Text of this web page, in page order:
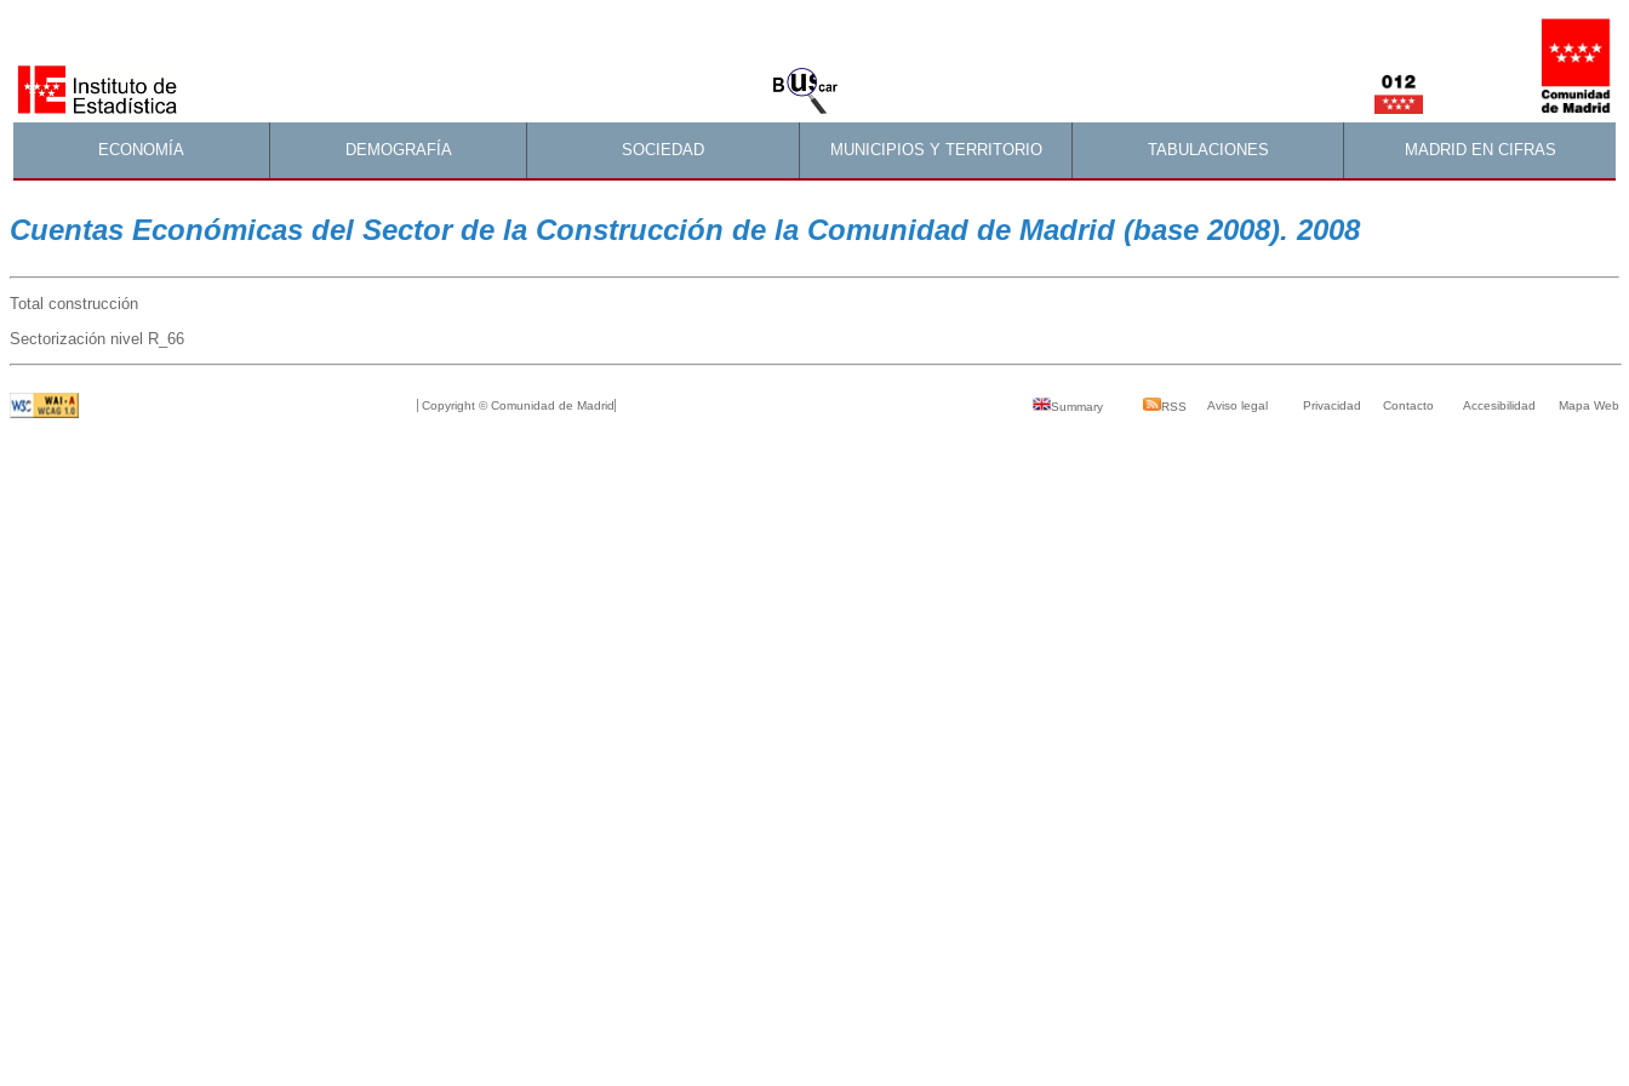
ECONOMÍA DEMOGRAFÍA SOCIEDAD MUNICIPIOS Y TERRITORIO TABULACIONES MADRID EN CIFRAS
Cuentas Económicas del Sector de la Construcción de la Comunidad de Madrid (base 2008). 2008
Total construcción
Sectorización nivel R_66
Copyright © Comunidad de Madrid Summary RSS Aviso legal Privacidad Contacto Accesibilidad Mapa Web